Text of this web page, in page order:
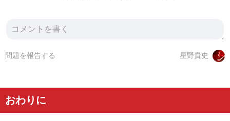
星野貴史
問題を報告する
おわりに